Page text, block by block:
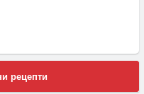
рецепти